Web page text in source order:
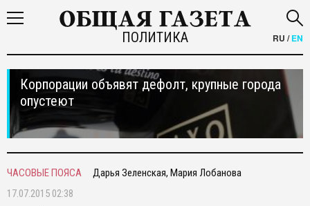
ПОЛИТИКА RU /EN
Корпорации объявят дефолт, крупные города
опустеют
ЧАСОВЫЕ ПОЯСА
Дарья Зеленская, Мария Лобанова
17.07.2015 02:38